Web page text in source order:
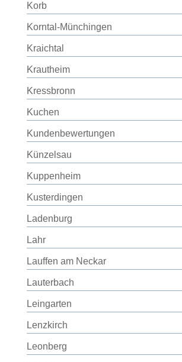
Korb
Korntal-Münchingen
Kraichtal
Krautheim
Kressbronn
Kuchen
Kundenbewertungen
Künzelsau
Kuppenheim
Kusterdingen
Ladenburg
Lahr
Lauffen am Neckar
Lauterbach
Leingarten
Lenzkirch
Leonberg